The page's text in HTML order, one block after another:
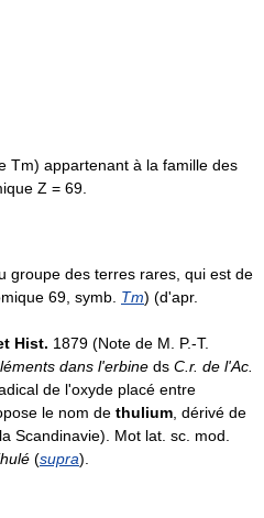
Tm) appartenant à la famille des
Z = 69.
groupe des terres rares, qui est de
69, symb. Tm) (d'apr.
Hist. 1879 (Note de M. P.-T.
dans l'erbine ds C.r. de l'Ac.
de l'oxyde placé entre
le nom de thulium , dérivé de
Scandinavie). Mot lat. sc. mod.
(supra).